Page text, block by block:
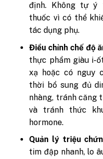
định. Không tự ý
thuốc vì có thể
tác dụng phụ.
Điều chỉnh chế độ
thực phẩm giàu i-
xạ hoặc có nguy
thời bổ sung đủ
nhàng, tránh căng
và tránh thức
hormone.
Quản lý triệu
tim đập nhanh, lo